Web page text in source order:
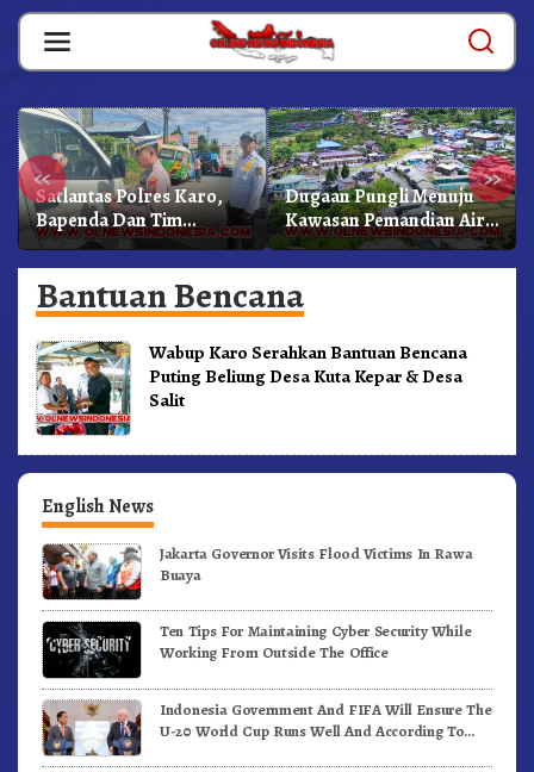
Skip
content
« »
Satlantas Polres Karo,
Bapenda Dan Tim
Lainnya Gelar Oprasi
Sadar Pajak Kenderaan
Dugaan Pungli Menuju
Kawasan Pemandian Air
Panas Semangat Gunung
– Doulu Foto Dan
Videokan!
Bantuan Bencana
Wabup Karo Serahkan Bantuan Bencana
Puting Beliung Desa Kuta Kepar & Desa
Salit
English News
Jakarta Governor Visits Flood Victims In Rawa
Buaya
Ten Tips For Maintaining Cyber Security While
Working From Outside The Office
Indonesia Government And FIFA Will Ensure The
U-20 World Cup Runs Well And According To